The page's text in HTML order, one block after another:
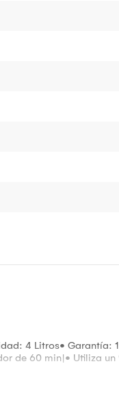
4 Litros• Garantía:
de 60 min|• Utiliza